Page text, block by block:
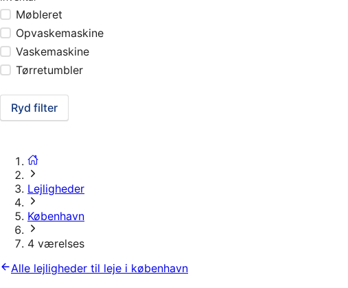
Møbleret
Opvaskemaskine
Vaskemaskine
Tørretumbler
Ryd filter
Lejligheder
København
4 værelses
Alle lejligheder til leje i københavn